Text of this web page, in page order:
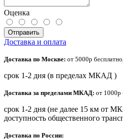
Оценка
Отправить
Доставка и оплата
Доставка по Москве: от 5000р
срок 1-2 дня (в пределах МКАД )
Доставка за пределами МКАД: от 1000р
срок 1-2 дня (не далее 15 км от
доступность общественного
Доставка по России: